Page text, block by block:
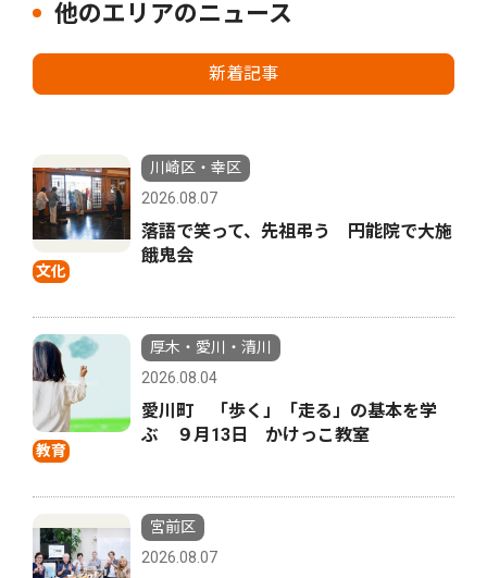
他のエリアのニュース
新着記事
文化
川崎区・幸区
2026.08.07
落語で笑って、先祖弔う 円能院で大施
餓鬼会
教育
厚木・愛川・清川
2026.08.04
愛川町 「歩く」「走る」の基本を学
ぶ ９月13日 かけっこ教室
宮前区
2026.08.07